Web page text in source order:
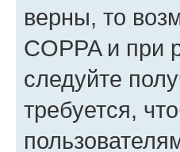
верны, то
COPPA и при
следуйте
требуется,